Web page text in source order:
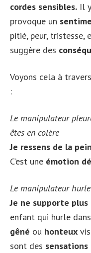
cordes sensibles. Il
provoque un
pitié, peur, tristesse,
suggère des
Voyons cela à
:
Le manipulateur
êtes en colère
Je ressens de la
C’est une émotion
Le manipulateur
Je ne supporte
enfant qui hurle
gêné ou honteux
sont des sensations